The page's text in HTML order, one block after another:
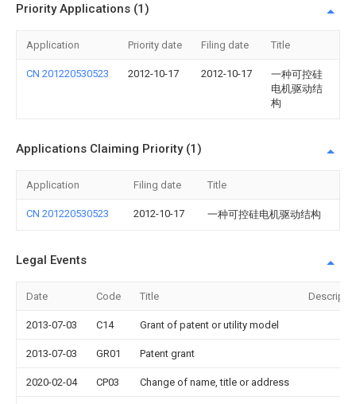
Priority Applications (1)
Application Priority date Filing date Title
CN 201220530523 2012-10-17 2012-10-17
一种可控硅
电机驱动结
构
Applications Claiming Priority (1)
Application Filing date Title
CN 201220530523 2012-10-17 一种可控硅电机驱动结构
Legal Events
Date Code Title
2013-07-03 C14 Grant of patent or utility model
2013-07-03 GR01 Patent grant
2020-02-04 CP03 Change of name, title or address